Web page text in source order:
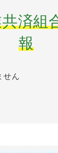
済組
報
せん